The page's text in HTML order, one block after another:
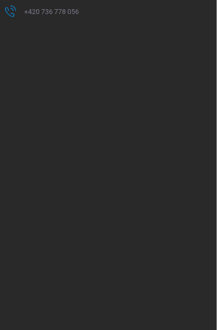
+420 736 778 056